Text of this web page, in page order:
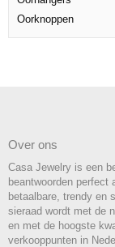
Oorknoppen
Over ons
Casa Jewelry is een
beantwoorden perfect
betaalbare, trendy en
sieraad wordt met de
en met de hoogste
verkooppunten in